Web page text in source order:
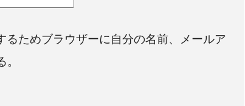
るためブラウザーに自分の名前、メールア